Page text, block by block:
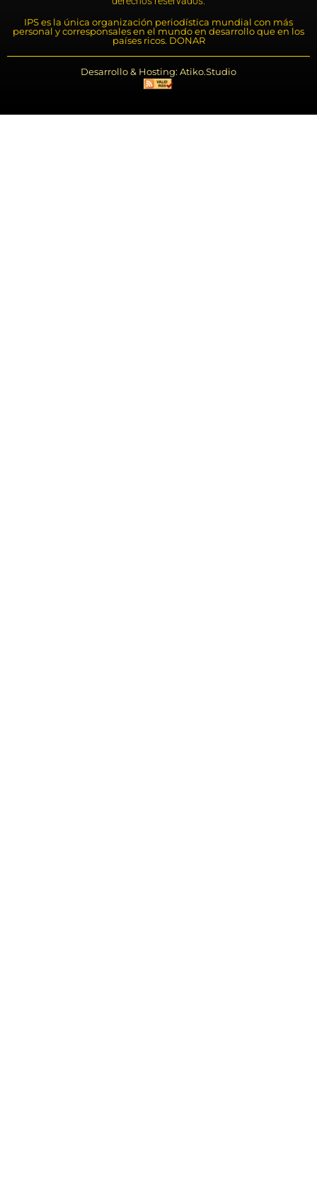
IPS es la única organización periodística mundial con más
personal y corresponsales en el mundo en desarrollo que en los
países ricos. DONAR
Desarrollo & Hosting: Atiko.Studio